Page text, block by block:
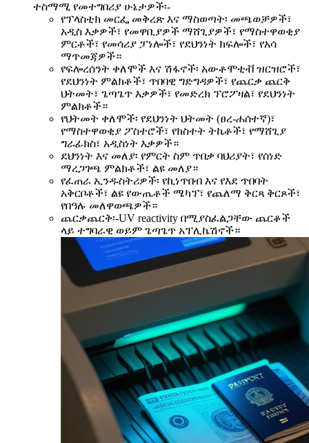
ተስማሚ የመተግበሪያ ሁኔታዎች፡-
የፕላስቲክ መርፌ መቅረጽ እና ማስወጣት፡ መጫወቻዎች፣
አዲስ እቃዎች፣ የመዋቢያዎች ማሸጊያዎች፣ የማስተዋወቂያ
ምርቶች፣ የመሳሪያ ፓነሎች፣ የደህንነት ክፍሎች፣ የአሳ
ማጥመጃዎች።
የፍሎረሰንት ቀለሞች እና ሽፋኖች፡ አውቶሞቲቭ ዝርዝሮች፣
የደህንነት ምልክቶች፣ ጥበባዊ ግድግዳዎች፣ የጨርቃ ጨርቅ
ህትመት፣ ጌጣጌጥ እቃዎች፣ የመድረክ ፕሮፖዛል፣ የደህንነት
ምልክቶች።
የህትመት ቀለሞች፡ የደህንነት ህትመት (ፀረ-ሐሰተኛ)፣
የማስተዋወቂያ ፖስተሮች፣ የክስተት ትኬቶች፣ የማሸጊያ
ግራፊክስ፣ አዲስነት እቃዎች።
ደህንነት እና መለያ፡ የምርት ስም ጥበቃ ባህሪያት፣ የሰነድ
ማረጋገጫ ምልክቶች፣ ልዩ መለያ።
የፈጠራ ኢንዱስትሪዎች፡ የኪነጥበብ እና የእደ ጥበባት
አቅርቦቶች፣ ልዩ የውጤቶች ሜካፕ፣ የጨለማ ቅርጻ ቅርጾች፣
የበዓሉ መለዋወጫዎች።
ጨርቃጨርቅ፡-UV reactivity በሚያስፈልጋቸው ጨርቆች
ላይ ተግባራዊ ወይም ጌጣጌጥ አፕሊኬሽኖች።